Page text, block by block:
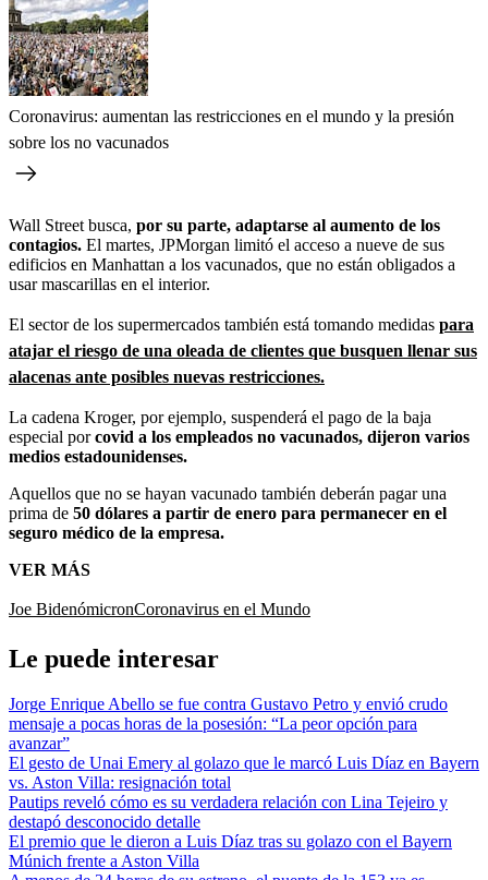
Coronavirus: aumentan las restricciones en el mundo y la presión
sobre los no vacunados
Wall Street busca, por su parte, adaptarse al aumento de los
contagios. El martes, JPMorgan limitó el acceso a nueve de sus
edificios en Manhattan a los vacunados, que no están obligados a
usar mascarillas en el interior.
El sector de los supermercados también está tomando medidas para
atajar el riesgo de una oleada de clientes que busquen llenar sus
alacenas ante posibles nuevas restricciones.
La cadena Kroger, por ejemplo, suspenderá el pago de la baja
especial porcovid a los empleados no vacunados, dijeron varios
medios estadounidenses.
Aquellos que no se hayan vacunado también deberán pagar una
prima de 50 dólares a partir de enero para permanecer en el
seguro médico de la empresa.
VER MÁS
Joe BidenómicronCoronavirus en el Mundo
Le puede interesar
Jorge Enrique Abello se fue contra Gustavo Petro y envió crudo
mensaje a pocas horas de la posesión: “La peor opción para
avanzar”
El gesto de Unai Emery al golazo que le marcó Luis Díaz en Bayern
vs. Aston Villa: resignación total
Pautips reveló cómo es su verdadera relación con Lina Tejeiro y
destapó desconocido detalle
El premio que le dieron a Luis Díaz tras su golazo con el Bayern
Múnich frente a Aston Villa